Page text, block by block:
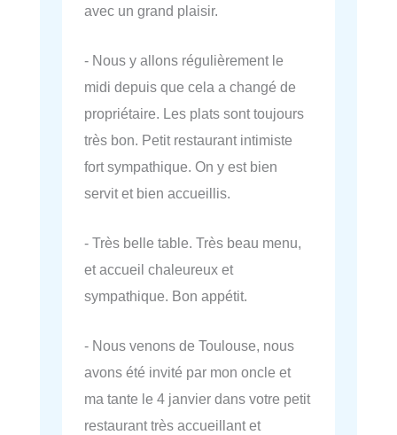
avec un grand plaisir.
- Nous y allons régulièrement le
midi depuis que cela a changé de
propriétaire. Les plats sont toujours
très bon. Petit restaurant intimiste
fort sympathique. On y est bien
servit et bien accueillis.
- Très belle table. Très beau menu,
et accueil chaleureux et
sympathique. Bon appétit.
- Nous venons de Toulouse, nous
avons été invité par mon oncle et
ma tante le 4 janvier dans votre petit
restaurant très accueillant et